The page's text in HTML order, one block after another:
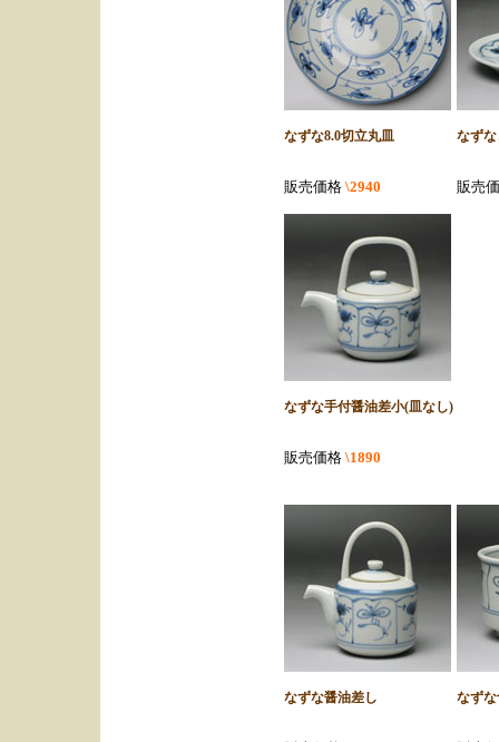
なずな8.0切立丸皿
販売価格 \2940
なず
販売
なずな手付醤油差小(皿なし)
販売価格 \1890
なずな醤油差し なずな